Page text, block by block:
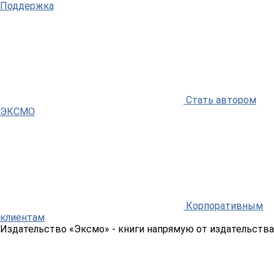
Поддержка
Стать автором
ЭКСМО
Корпоративным
клиентам
Издательство «Эксмо» - книги напрямую от издательства